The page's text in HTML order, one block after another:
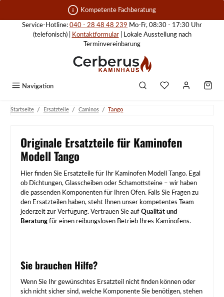
Zum Hauptinhalt springen Kompetente Fachberatung
Service-Hotline: 040 - 28 48 48 239 Mo-Fr, 08:30 - 17:30 Uhr
(telefonisch) |
Kontaktformular| Lokale Ausstellung nach
Terminvereinbarung
Navigation
Startseite / Ersatzteile / Caminos / Tango
Originale Ersatzteile für Kaminofen
Modell Tango
Hier finden Sie Ersatzteile für Ihr Kaminofen Modell Tango. Egal
ob Dichtungen, Glasscheiben oder Schamottsteine – wir haben
die passenden Komponenten für Ihren Ofen. Falls Sie Fragen zu
den Ersatzteilen haben, steht Ihnen unser kompetentes Team
jederzeit zur Verfügung. Vertrauen Sie auf Qualität und
Beratung für einen reibungslosen Betrieb Ihres Kaminofens.
Sie brauchen Hilfe?
Wenn Sie Ihr gewünschtes Ersatzteil nicht finden können oder
sich nicht sicher sind, welche Komponente Sie benötigen, stehen